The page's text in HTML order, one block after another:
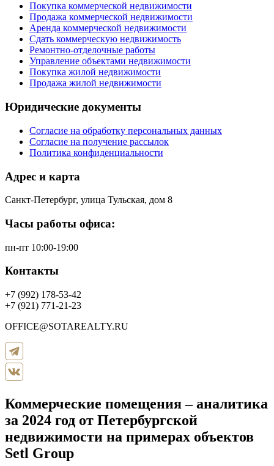
Покупка коммерческой недвижимости
Продажа коммерческой недвижимости
Аренда коммерческой недвижимости
Сдать коммерческую недвижимость
Ремонтно-отделочные работы
Управление объектами недвижимости
Покупка жилой недвижимости
Продажа жилой недвижимости
Юридические документы
Согласие на обработку персональных данных
Согласие на получение рассылок
Политика конфиденциальности
Адрес и карта
Санкт-Петербург, улица Тульская, дом 8
Часы работы офиса:
пн-пт 10:00-19:00
Контакты
+7 (992) 178-53-42
+7 (921) 771-21-23
OFFICE@SOTAREALTY.RU
Коммерческие помещения – аналитика
за 2024 год от Петербургской
недвижимости на примерах объектов
Setl Group